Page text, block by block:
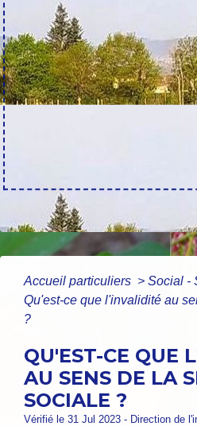
Accueil particuliers > Social -
Qu'est-ce que l'invalidité au
?
QU'EST-CE QUE
AU SENS DE LA
SOCIALE ?
Vérifié le 31 Jul 2023 - Direction de